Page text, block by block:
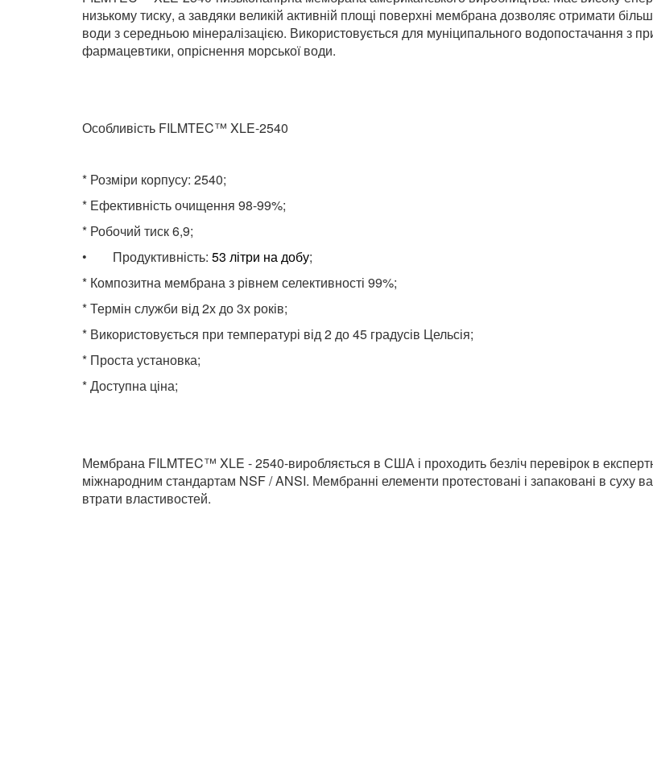
низькому тиску, а завдяки великій активній площі поверхні мембрана дозволяє отримати
води з середньою мінералізацією. Використовується для муніципального водопостачання з
фармацевтики, опріснення морської води.
Особливість FILMTEC™ XLE-2540
* Розміри корпусу: 2540;
* Ефективність очищення 98-99%;
* Робочий тиск 6,9;
• Продуктивність: 53 літри на добу;
* Композитна мембрана з рівнем селективності 99%;
* Термін служби від 2х до 3х років;
* Використовується при температурі від 2 до 45 градусів Цельсія;
* Проста установка;
* Доступна ціна;
Мембрана FILMTEC™ XLE - 2540-виробляється в США і проходить безліч перевірок в
міжнародним стандартам NSF / ANSI. Мембранні елементи протестовані і запаковані в суху
втрати властивостей.